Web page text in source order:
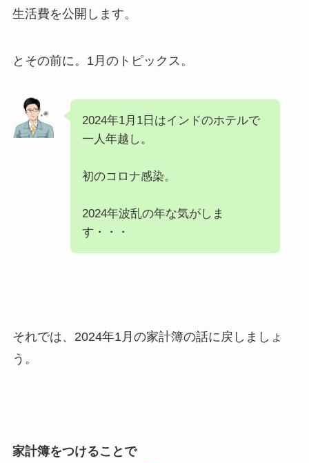
生活費を公開します。
とその前に。1月のトピックス。
2024年1月1日はインドのホテルで
一人年越し。
初のコロナ感染。
2024年波乱の年な気がしま
す・・・
それでは、2024年1月の家計簿の話に戻しましょ
う。
家計簿をつけることで